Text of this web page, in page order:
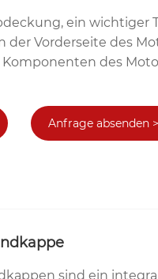
ein wichtiger
der Vorderseite des
des
Anfrage absenden
sind ein